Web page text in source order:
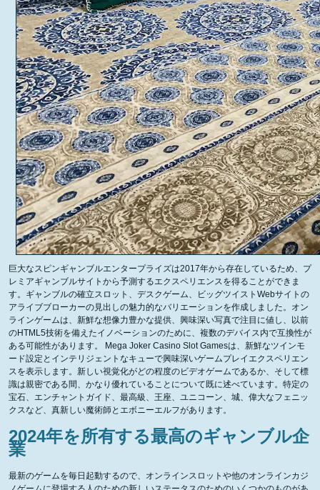
巨大なスピンギャンブルエンタープライズは2017年から存在しているため、プ
レミアギャンブルサイトから予測するエクスペリエンスを得ることができま
す。ギャンブルの確立スロット、デスクゲーム、ビッグツイストWebサイトの
アライブブローカーの見出しの魅力的なバリエーションを作成しました。オン
ラインゲームは、新鮮な想像力豊かな提供、興味深い写真で注目に値し、以前
のHTML5技術を備えたイノベーションのために、複数のデバイス内で互換性が
ある可能性があります。 Mega Joker Casino Slot Gamesは、新鮮なツインモ
ード設定とインテリジェントなキューで興味深いゲームプレイエクスペリエン
スを表示します。新しい視覚化がどの程度のビデオゲームであるか、そして標
識は親密である間、かなり優れていることについて既に述べています。特定の
宝石、エンチャントガイド、最高級、王座、ユニコーン、城、偉大なフェニッ
クスなど、真新しい魔術師とエボニーエルフがあります。
2024年を所有する最高のギャンブル企
業
最新のゲームを毎日起動するので、オンラインスロットや他のオンラインカジ